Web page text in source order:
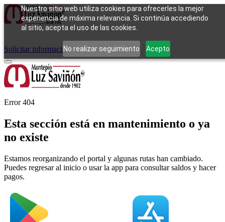
Nuestro sitio web utiliza cookies para ofrecerles la mejor
experiencia de máxima relevancia. Si continúa accediendo
al sitio, acepta el uso de las cookies.
No realizar seguimiento Acepto
Cómo funcionaTipos de empeñoCompraContacto
Solicitar información Iniciar sesión
Error 404
Esta sección está en mantenimiento o ya
no existe
Estamos reorganizando el portal y algunas rutas han cambiado.
Puedes regresar al inicio o usar la app para consultar saldos y hacer
pagos.